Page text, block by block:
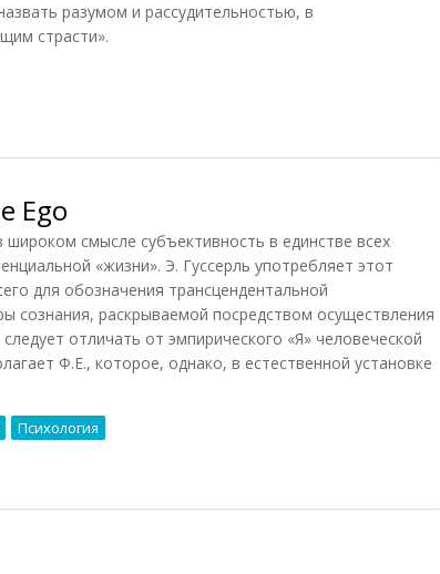
разумом и рассудительностью, в
страсти».
Ego
смысле субъективность в единстве всех
«жизни». Э. Гуссерль употребляет этот
для обозначения трансцендентальной
сознания, раскрываемой посредством осуществления
отличать от эмпирического «Я» человеческой
Ф.Е., которое, однако, в естественной установке
Психология